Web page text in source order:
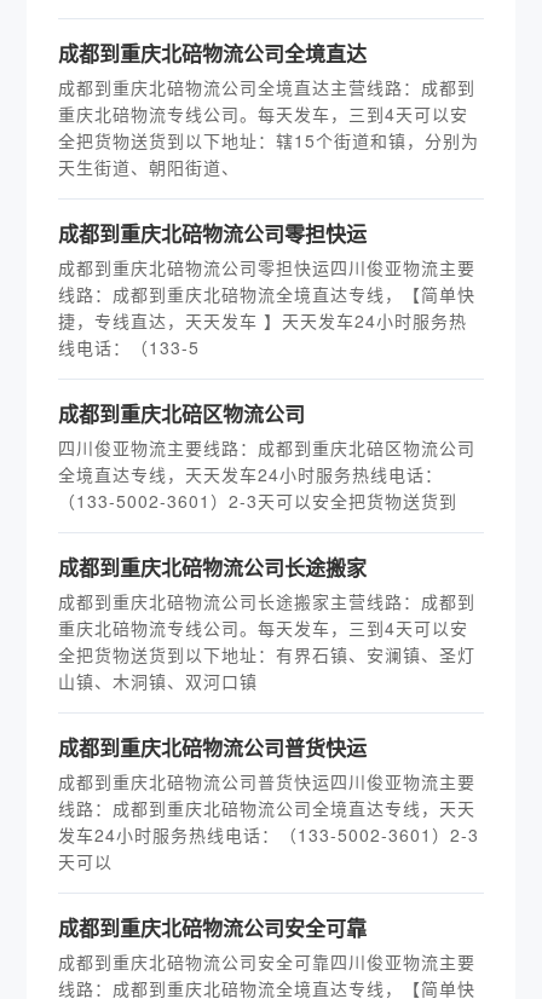
​成都到重庆北碚物流公司全境直达
成都到重庆北碚物流公司全境直达主营线路：成都到
重庆北碚物流专线公司。每天发车，三到4天可以安
全把货物送货到以下地址：辖15个街道和镇，分别为
天生街道、朝阳街道、
​成都到重庆北碚物流公司零担快运
成都到重庆北碚物流公司零担快运四川俊亚物流主要
线路：成都到重庆北碚物流全境直达专线，【简单快
捷，专线直达，天天发车 】天天发车24小时服务热
线电话：（133-5
成都到重庆北碚区物流公司
四川俊亚物流主要线路：成都到重庆北碚区物流公司
全境直达专线，天天发车24小时服务热线电话：
（133-5002-3601）2-3天可以安全把货物送货到
​成都到重庆北碚物流公司长途搬家
成都到重庆北碚物流公司长途搬家主营线路：成都到
重庆北碚物流专线公司。每天发车，三到4天可以安
全把货物送货到以下地址：有界石镇、安澜镇、圣灯
山镇、木洞镇、双河口镇
​成都到重庆北碚物流公司普货快运
成都到重庆北碚物流公司普货快运四川俊亚物流主要
线路：成都到重庆北碚物流公司全境直达专线，天天
发车24小时服务热线电话：（133-5002-3601）2-3
天可以
​成都到重庆北碚物流公司安全可靠
成都到重庆北碚物流公司安全可靠四川俊亚物流主要
线路：成都到重庆北碚物流全境直达专线，【简单快